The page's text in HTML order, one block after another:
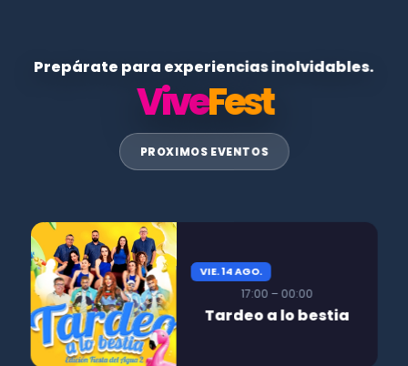
Prepárate para experiencias inolvidables.
ViveFest
PROXIMOS EVENTOS
VIE. 14 AGO.
17:00 – 00:00
Tardeo a lo bestia